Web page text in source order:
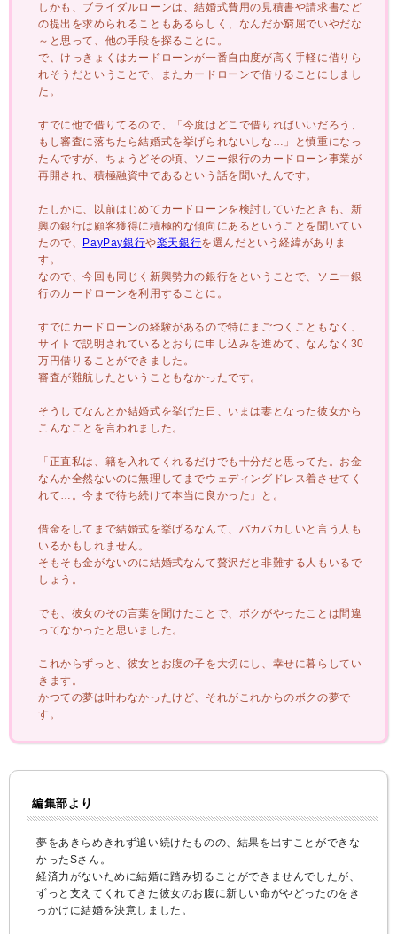
しかも、ブライダルローンは、結婚式費用の見積書や請求書など
の提出を求められることもあるらしく、なんだか窮屈でいやだな
～と思って、他の手段を探ることに。
で、けっきょくはカードローンが一番自由度が高く手軽に借りら
れそうだということで、またカードローンで借りることにしまし
た。
すでに他で借りてるので、「今度はどこで借りればいいだろう、
もし審査に落ちたら結婚式を挙げられないしな…」と慎重になっ
たんですが、ちょうどその頃、ソニー銀行のカードローン事業が
再開され、積極融資中であるという話を聞いたんです。
たしかに、以前はじめてカードローンを検討していたときも、新
興の銀行は顧客獲得に積極的な傾向にあるということを聞いてい
たので、
PayPay銀行や楽天銀行を選んだという経緯がありま
す。
なので、今回も同じく新興勢力の銀行をということで、ソニー銀
行のカードローンを利用することに。
すでにカードローンの経験があるので特にまごつくこともなく、
サイトで説明されているとおりに申し込みを進めて、なんなく30
万円借りることができました。
審査が難航したということもなかったです。
そうしてなんとか結婚式を挙げた日、いまは妻となった彼女から
こんなことを言われました。
「正直私は、籍を入れてくれるだけでも十分だと思ってた。お金
なんか全然ないのに無理してまでウェディングドレス着させてく
れて…。今まで待ち続けて本当に良かった」と。
借金をしてまで結婚式を挙げるなんて、バカバカしいと言う人も
いるかもしれません。
そもそも金がないのに結婚式なんて贅沢だと非難する人もいるで
しょう。
でも、彼女のその言葉を聞けたことで、ボクがやったことは間違
ってなかったと思いました。
これからずっと、彼女とお腹の子を大切にし、幸せに暮らしてい
きます。
かつての夢は叶わなかったけど、それがこれからのボクの夢で
す。
編集部より
夢をあきらめきれず追い続けたものの、結果を出すことができな
かったSさん。
経済力がないために結婚に踏み切ることができませんでしたが、
ずっと支えてくれてきた彼女のお腹に新しい命がやどったのをき
っかけに結婚を決意しました。